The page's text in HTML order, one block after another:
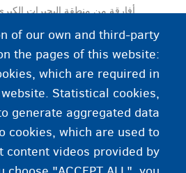
أفارقة من منطقة البحيرات
وأوغندا) وطريق وسط البحر
الحماية.
لا يمكن إعادة التوطين
في بلجيكا أو أوروبا.
of our own and third-party
the pages of this website:
which are required in
Statistical cookies,
generate aggregated data
cookies, which are used to
content videos provided by